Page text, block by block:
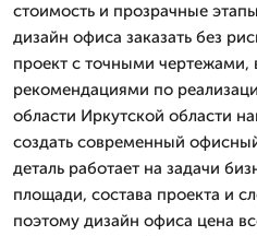
стоимость и прозрачные
дизайн офиса заказать без
проект с точными чертежами,
рекомендациями по
области Иркутской области
создать современный
деталь работает на задачи
площади, состава проекта и
поэтому дизайн офиса цена